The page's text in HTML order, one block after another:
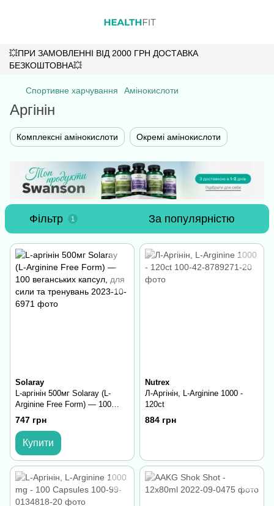
💥ПРИ ЗАМОВЛЕННІ ВІД 2000 ГРН ДОСТАВКА
БЕЗКОШТОВНА💥
Спортивне харчування Амінокислоти
Аргінін
Комплексні амінокислоти Окремі амінокислоти
Фільтр 1 За популярністю
Solaray
L-аргінін 500мг Solaray (L-
Arginine Free Form) — 100
веганських капсул, для сили
та тренувань
747 грн
Купити
Nutrex
Л-Аргінін, L-Arginine 1000 -
120ct
884 грн